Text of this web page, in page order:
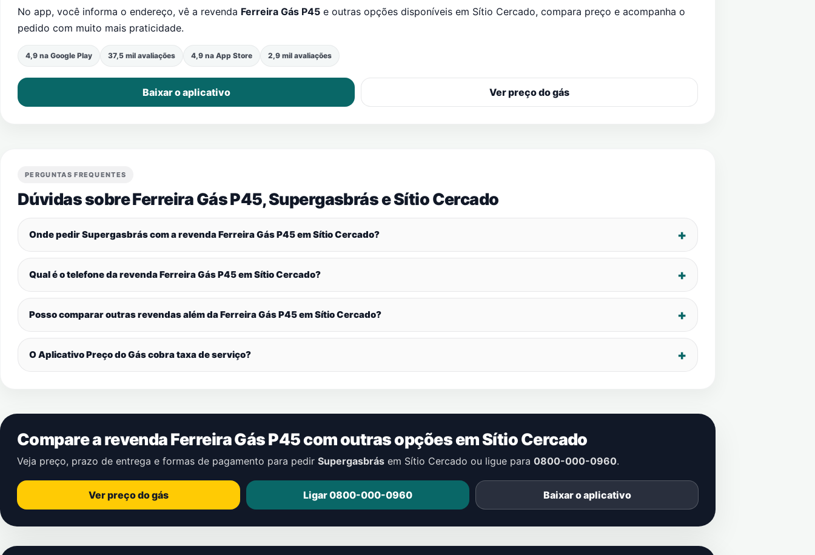
No app, você informa o endereço, vê a revenda Ferreira Gás P45 e outras opções disponíveis em Sítio Cercado, compara preço e acompanha o
pedido com muito mais praticidade.
4,9 na Google Play 37,5 mil avaliações 4,9 na App Store 2,9 mil avaliações
Baixar o aplicativo Ver preço do gás
PERGUNTAS FREQUENTES
Dúvidas sobre Ferreira Gás P45, Supergasbrás eSítio Cercado
Onde pedir Supergasbrás com a revenda Ferreira Gás P45 emSítio Cercado?
Qual é o telefone da revenda Ferreira Gás P45 emSítio Cercado?
Posso comparar outras revendas além da Ferreira Gás P45 emSítio Cercado?
O Aplicativo Preço do Gás cobra taxa de serviço?
Compare a revenda Ferreira Gás P45 com outras opções emSítio Cercado
Veja preço, prazo de entrega e formas de pagamento para pedir Supergasbrás em Sítio Cercado ou ligue para 0800-000-0960.
Ver preço do gás Ligar 0800-000-0960 Baixar o aplicativo